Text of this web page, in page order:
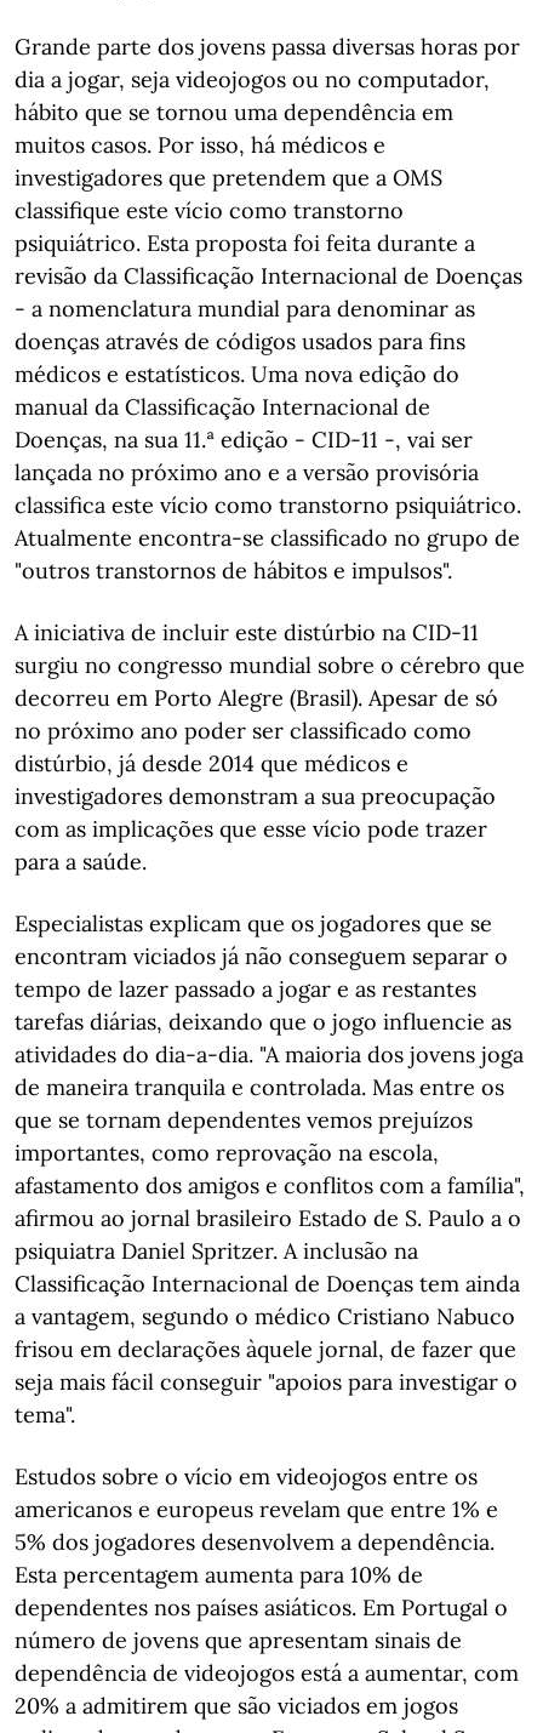
Grande parte dos jovens passa diversas horas por
dia a jogar, seja videojogos ou no computador,
hábito que se tornou uma dependência em
muitos casos. Por isso, há médicos e
investigadores que pretendem que a OMS
classifique este vício como transtorno
psiquiátrico. Esta proposta foi feita durante a
revisão da Classificação Internacional de Doenças
- a nomenclatura mundial para denominar as
doenças através de códigos usados para fins
médicos e estatísticos. Uma nova edição do
manual da Classificação Internacional de
Doenças, na sua 11.ª edição - CID-11 -, vai ser
lançada no próximo ano e a versão provisória
classifica este vício como transtorno psiquiátrico.
Atualmente encontra-se classificado no grupo de
"outros transtornos de hábitos e impulsos".
A iniciativa de incluir este distúrbio na CID-11
surgiu no congresso mundial sobre o cérebro que
decorreu em Porto Alegre (Brasil). Apesar de só
no próximo ano poder ser classificado como
distúrbio, já desde 2014 que médicos e
investigadores demonstram a sua preocupação
com as implicações que esse vício pode trazer
para a saúde.
Especialistas explicam que os jogadores que se
encontram viciados já não conseguem separar o
tempo de lazer passado a jogar e as restantes
tarefas diárias, deixando que o jogo influencie as
atividades do dia-a-dia. "A maioria dos jovens joga
de maneira tranquila e controlada. Mas entre os
que se tornam dependentes vemos prejuízos
importantes, como reprovação na escola,
afastamento dos amigos e conflitos com a família",
afirmou ao jornal brasileiro Estado de S. Paulo a o
psiquiatra Daniel Spritzer. A inclusão na
Classificação Internacional de Doenças tem ainda
a vantagem, segundo o médico Cristiano Nabuco
frisou em declarações àquele jornal, de fazer que
seja mais fácil conseguir "apoios para investigar o
tema".
Estudos sobre o vício em videojogos entre os
americanos e europeus revelam que entre 1% e
5% dos jogadores desenvolvem a dependência.
Esta percentagem aumenta para 10% de
dependentes nos países asiáticos. Em Portugal o
número de jovens que apresentam sinais de
dependência de videojogos está a aumentar, com
20% a admitirem que são viciados em jogos